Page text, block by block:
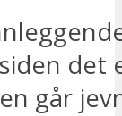
det
går